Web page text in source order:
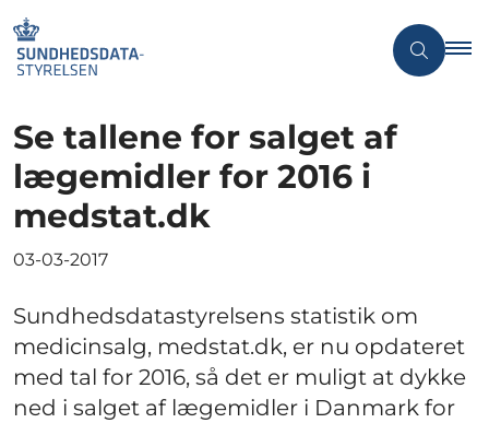
Se tallene for salget af
lægemidler for 2016 i
medstat.dk
03-03-2017
Sundhedsdatastyrelsens statistik om
medicinsalg, medstat.dk, er nu opdateret
med tal for 2016, så det er muligt at dykke
ned i salget af lægemidler i Danmark for